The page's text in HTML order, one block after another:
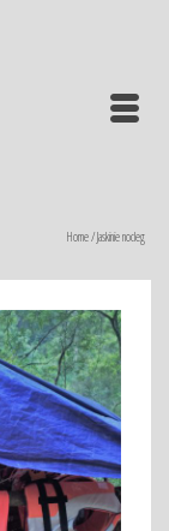
Home/Jaskinie nocleg